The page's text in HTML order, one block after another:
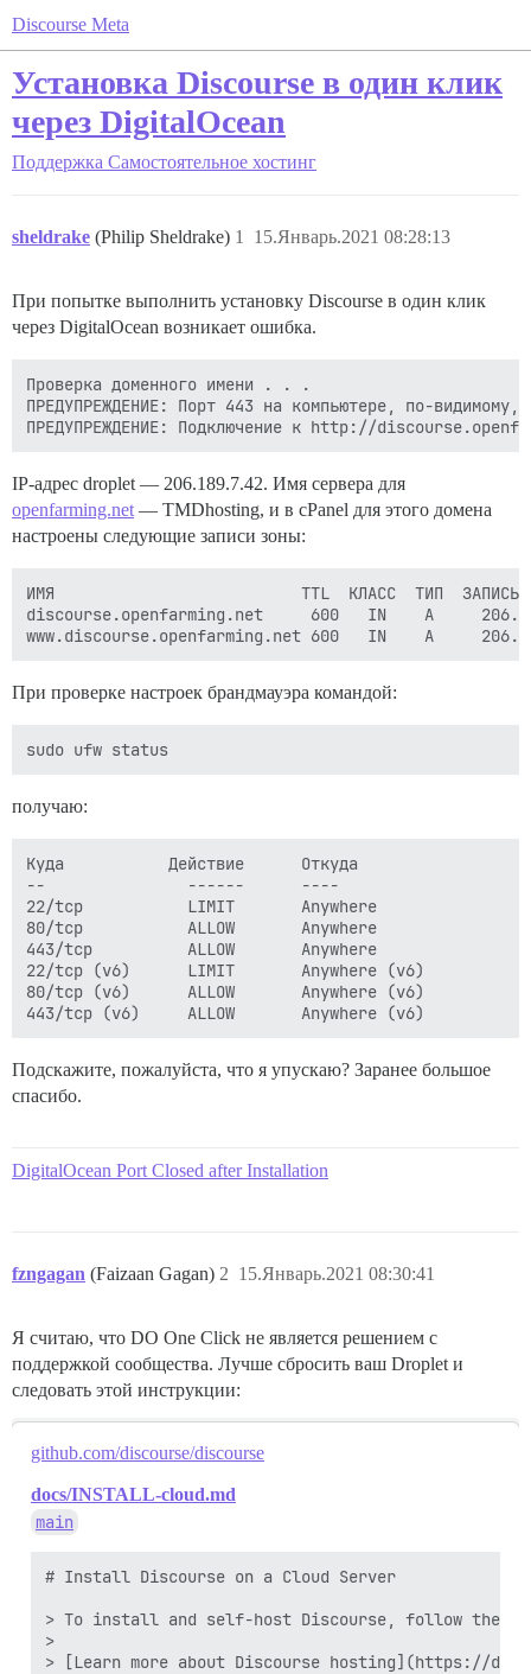
Discourse Meta
Установка Discourse в один клик
через DigitalOcean
Поддержка Самостоятельное хостинг
sheldrake (Philip Sheldrake) 15.Январь.2021 08:28:13
1
При попытке выполнить установку Discourse в один клик
через DigitalOcean возникает ошибка.
Проверка доменного имени . . .
ПРЕДУПРЕЖДЕНИЕ: Порт 443 на компьютере, по-
IP-адрес droplet — 206.189.7.42. Имя сервера для
openfarming.net — TMDhosting, и в cPanel для этого домена
настроены следующие записи зоны:
ИМЯ                          TTL  КЛАСС  ТИП  ЗАПИСЬ
discourse.openfarming.net     600   IN    A
При проверке настроек брандмауэра командой:
получаю:
Куда           Действие      Откуда
--               ------      ----
22/tcp           LIMIT       Anywhere
80/tcp           ALLOW       Anywhere
443/tcp          ALLOW       Anywhere
22/tcp (v6)      LIMIT       Anywhere (v6)
80/tcp (v6)      ALLOW       Anywhere (v6)
Подскажите, пожалуйста, что я упускаю? Заранее большое
спасибо.
DigitalOcean Port Closed after Installation
fzngagan (Faizaan Gagan) 15.Январь.2021 08:30:41
2
Я считаю, что DO One Click не является решением с
поддержкой сообщества. Лучше сбросить ваш Droplet и
следовать этой инструкции:
github.com/discourse/discourse
docs/INSTALL-cloud.md
main
# Install Discourse on a Cloud Server
> To install and self-host Discourse, follow the
>
> [Learn more about Discourse hosting](https://